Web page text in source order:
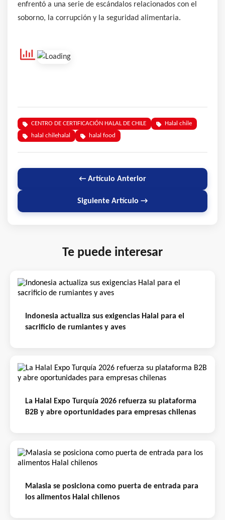
enfrentó a una serie de escándalos relacionados con el
soborno, la corrupción y la seguridad alimentaria.
CENTRO DE CERTIFICACIÓN HALAL DE CHILE
Halal chile
halal chilehalal
halal food
← Artículo Anterior
Siguiente Artículo →
Te puede interesar
Indonesia actualiza sus exigencias Halal para el
sacrificio de rumiantes y aves
La Halal Expo Turquía 2026 refuerza su plataforma
B2B y abre oportunidades para empresas chilenas
Malasia se posiciona como puerta de entrada para
los alimentos Halal chilenos